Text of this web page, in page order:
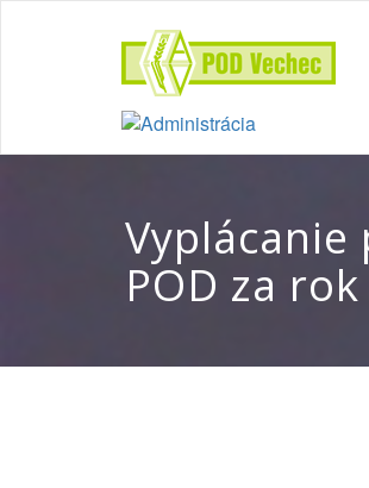
Vyplácanie
POD za